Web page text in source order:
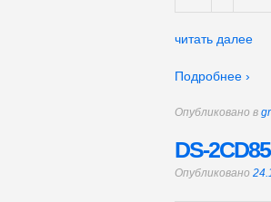
читать далее
Подробнее ›
Опубликовано в
DS-
Опубликовано